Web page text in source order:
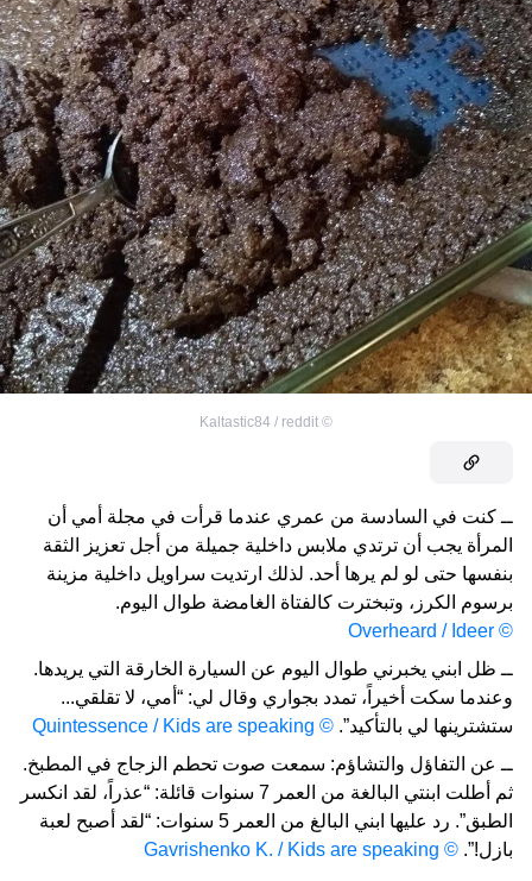
©
Kaltastic84 / reddit
ــ كنت في السادسة من عمري عندما قرأت في مجلة أمي أن
المرأة يجب أن ترتدي ملابس داخلية جميلة من أجل تعزيز الثقة
بنفسها حتى لو لم يرها أحد. لذلك ارتديت سراويل داخلية مزينة
برسوم الكرز، وتبخترت كالفتاة الغامضة طوال اليوم.
© Overheard / Ideer
ــ ظل ابني يخبرني طوال اليوم عن السيارة الخارقة التي يريدها.
وعندما سكت أخيراً، تمدد بجواري وقال لي: “أمي، لا تقلقي...
ستشترينها لي بالتأكيد”. © Quintessence / Kids are speaking
ــ عن التفاؤل والتشاؤم: سمعت صوت تحطم الزجاج في المطبخ.
ثم أطلت ابنتي البالغة من العمر 7 سنوات قائلة: “عذراً، لقد انكسر
الطبق”. رد عليها ابني البالغ من العمر 5 سنوات: “لقد أصبح لعبة
بازل!”. © Gavrishenko K. / Kids are speaking